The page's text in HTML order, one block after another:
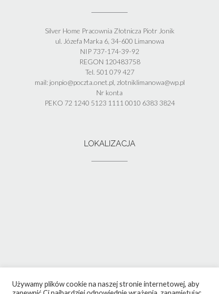
Silver Home Pracownia Złotnicza Piotr Jonik
ul. Józefa Marka 6, 34-600 Limanowa
NIP 737-174-39-92
REGON 120483758
Tel. 501 079 427
mail: jonpio@poczta.onet.pl, zlotniklimanowa@wp.pl
Nr konta
PEKO 72 1240 5123 1111 0010 6383 3824
LOKALIZACJA
Używamy plików cookie na naszej stronie internetowej, aby